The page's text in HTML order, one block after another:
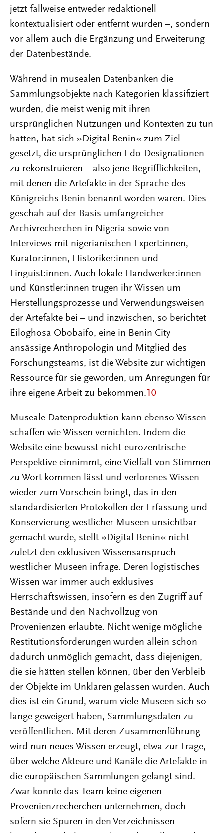
jetzt fallweise entweder redaktionell
kontextualisiert oder entfernt wurden –, sondern
vor allem auch die Ergänzung und Erweiterung
der Datenbestände.
Während in musealen Datenbanken die
Sammlungsobjekte nach Kategorien klassifiziert
wurden, die meist wenig mit ihren
ursprünglichen Nutzungen und Kontexten zu tun
hatten, hat sich »Digital Benin« zum Ziel
gesetzt, die ursprünglichen Edo-Designationen
zu rekonstruieren – also jene Begrifflichkeiten,
mit denen die Artefakte in der Sprache des
Königreichs Benin benannt worden waren. Dies
geschah auf der Basis umfangreicher
Archivrecherchen in Nigeria sowie von
Interviews mit nigerianischen Expert:innen,
Kurator:innen, Historiker:innen und
Linguist:innen. Auch lokale Handwerker:innen
und Künstler:innen trugen ihr Wissen um
Herstellungsprozesse und Verwendungsweisen
der Artefakte bei – und inzwischen, so berichtet
Eiloghosa Obobaifo, eine in Benin City
ansässige Anthropologin und Mitglied des
Forschungsteams, ist die Website zur wichtigen
Ressource für sie geworden, um Anregungen für
ihre eigene Arbeit zu bekommen. 10
Museale Datenproduktion kann ebenso Wissen
schaffen wie Wissen vernichten. Indem die
Website eine bewusst nicht-eurozentrische
Perspektive einnimmt, eine Vielfalt von Stimmen
zu Wort kommen lässt und verlorenes Wissen
wieder zum Vorschein bringt, das in den
standardisierten Protokollen der Erfassung und
Konservierung westlicher Museen unsichtbar
gemacht wurde, stellt »Digital Benin« nicht
zuletzt den exklusiven Wissensanspruch
westlicher Museen infrage. Deren logistisches
Wissen war immer auch exklusives
Herrschaftswissen, insofern es den Zugriff auf
Bestände und den Nachvollzug von
Provenienzen erlaubte. Nicht wenige mögliche
Restitutionsforderungen wurden allein schon
dadurch unmöglich gemacht, dass diejenigen,
die sie hätten stellen können, über den Verbleib
der Objekte im Unklaren gelassen wurden. Auch
dies ist ein Grund, warum viele Museen sich so
lange geweigert haben, Sammlungsdaten zu
veröffentlichen. Mit deren Zusammenführung
wird nun neues Wissen erzeugt, etwa zur Frage,
über welche Akteure und Kanäle die Artefakte in
die europäischen Sammlungen gelangt sind.
Zwar konnte das Team keine eigenen
Provenienzrecherchen unternehmen, doch
sofern sie Spuren in den Verzeichnissen